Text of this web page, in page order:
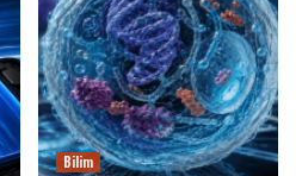
Bilim